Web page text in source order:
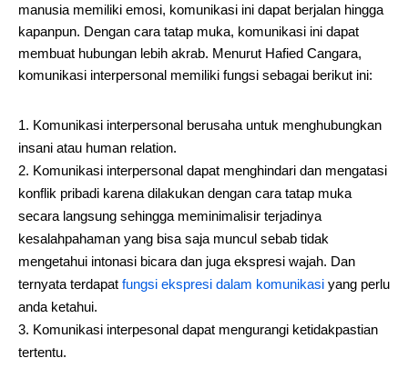
manusia memiliki emosi, komunikasi ini dapat berjalan hingga
kapanpun. Dengan cara tatap muka, komunikasi ini dapat
membuat hubungan lebih akrab. Menurut Hafied Cangara,
komunikasi interpersonal memiliki fungsi sebagai berikut ini:
Komunikasi interpersonal berusaha untuk menghubungkan
insani atau human relation.
Komunikasi interpersonal dapat menghindari dan mengatasi
konflik pribadi karena dilakukan dengan cara tatap muka
secara langsung sehingga meminimalisir terjadinya
kesalahpahaman yang bisa saja muncul sebab tidak
mengetahui intonasi bicara dan juga ekspresi wajah. Dan
ternyata terdapat fungsi ekspresi dalam komunikasi yang perlu
anda ketahui.
Komunikasi interpesonal dapat mengurangi ketidakpastian
tertentu.